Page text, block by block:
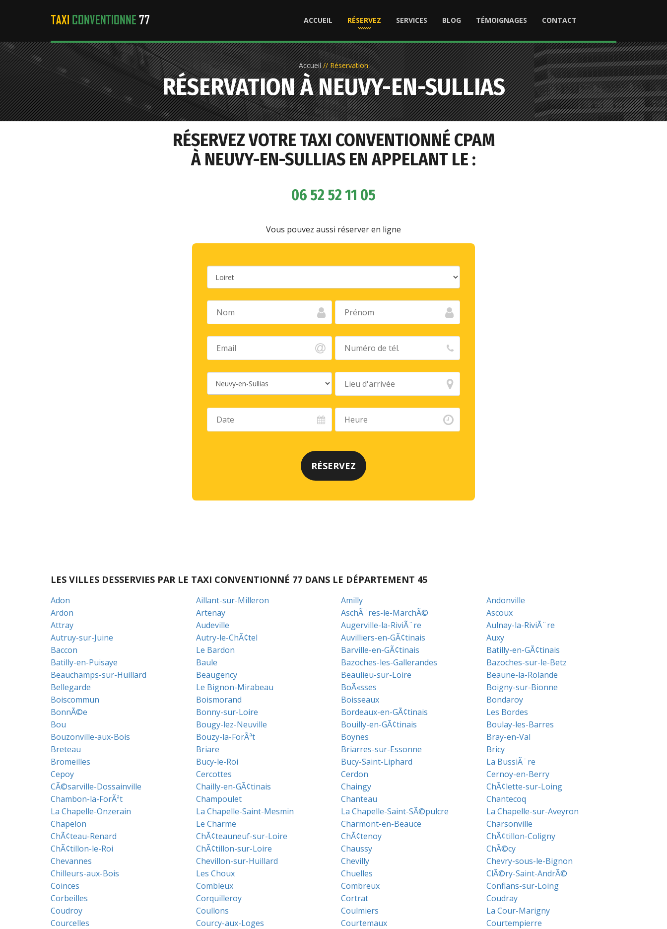
ACCUEIL RÉSERVEZ SERVICES BLOG TÉMOIGNAGES CONTACT
Accueil // Réservation
RÉSERVATION À NEUVY-EN-SULLIAS
RÉSERVEZ VOTRE TAXI CONVENTIONNÉ CPAM
À NEUVY-EN-SULLIAS EN APPELANT LE :
06 52 52 11 05
Vous pouvez aussi réserver en ligne
LES VILLES DESSERVIES PAR LE TAXI CONVENTIONNÉ 77 DANS LE DÉPARTEMENT 45
Adon Aillant-sur-Milleron Amilly
Andonville
Ardon
Artenay AschÃ¨res-le-MarchÃ©
Ascoux
Attray
Audeville Augerville-la-RiviÃ¨re
Aulnay-la-RiviÃ¨re
Autruy-sur-Juine
Autry-le-ChÃ¢tel Auvilliers-en-GÃ¢tinais
Auxy
Baccon
Le Bardon Barville-en-GÃ¢tinais
Batilly-en-GÃ¢tinais
Batilly-en-Puisaye
Baule Bazoches-les-Gallerandes
Bazoches-sur-le-Betz
Beauchamps-sur-Huillard
Beaugency Beaulieu-sur-Loire
Beaune-la-Rolande
Bellegarde
Le Bignon-Mirabeau BoÃ«sses
Boigny-sur-Bionne
Boiscommun
Boismorand Boisseaux
Bondaroy
BonnÃ©e
Bonny-sur-Loire Bordeaux-en-GÃ¢tinais
Les Bordes
Bou
Bougy-lez-Neuville Bouilly-en-GÃ¢tinais
Boulay-les-Barres
Bouzonville-aux-Bois
Bouzy-la-ForÃªt Boynes
Bray-en-Val
Breteau
Briare Briarres-sur-Essonne
Bricy
Bromeilles
Bucy-le-Roi Bucy-Saint-Liphard
La BussiÃ¨re
Cepoy
Cercottes Cerdon
Cernoy-en-Berry
CÃ©sarville-Dossainville
Chailly-en-GÃ¢tinais Chaingy
ChÃ¢lette-sur-Loing
Chambon-la-ForÃªt
Champoulet Chanteau
Chantecoq
La Chapelle-Onzerain
La Chapelle-Saint-Mesmin La Chapelle-Saint-SÃ©pulcre
La Chapelle-sur-Aveyron
Chapelon
Le Charme Charmont-en-Beauce
Charsonville
ChÃ¢teau-Renard
ChÃ¢teauneuf-sur-Loire ChÃ¢tenoy
ChÃ¢tillon-Coligny
ChÃ¢tillon-le-Roi
ChÃ¢tillon-sur-Loire Chaussy
ChÃ©cy
Chevannes
Chevillon-sur-Huillard Chevilly
Chevry-sous-le-Bignon
Chilleurs-aux-Bois
Les Choux Chuelles
ClÃ©ry-Saint-AndrÃ©
Coinces
Combleux Combreux
Conflans-sur-Loing
Corbeilles
Corquilleroy Cortrat
Coudray
Coudroy
Coullons Coulmiers
La Cour-Marigny
Courcelles
Courcy-aux-Loges Courtemaux
Courtempierre